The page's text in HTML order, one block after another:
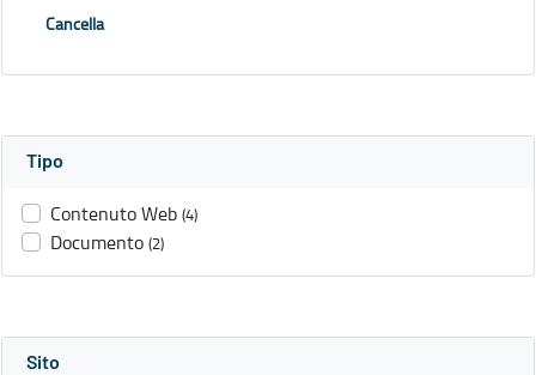
Cancella
Tipo
Contenuto Web (4)
Documento (2)
Sito